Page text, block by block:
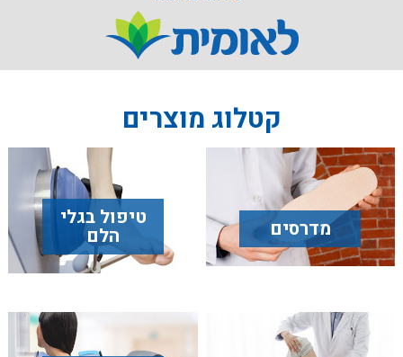
קטלוג מוצרים
מדרסים טיפול בגלי
הלם